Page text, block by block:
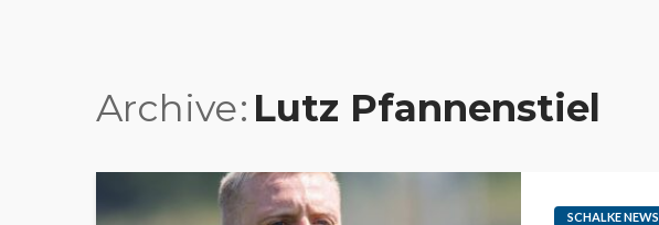
Archive Lutz Pfannenstiel
SCHALKE NEWS